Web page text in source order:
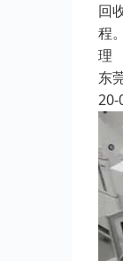
回
程
理
东
20-